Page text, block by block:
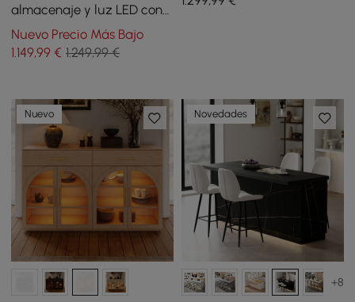
almacenaje y luz LED con
borde cascada nogal 182
cm
Nuevo Precio Más Bajo
1.149,99 € 1.249,99 €
luces LED
Nuevo Novedades
+8